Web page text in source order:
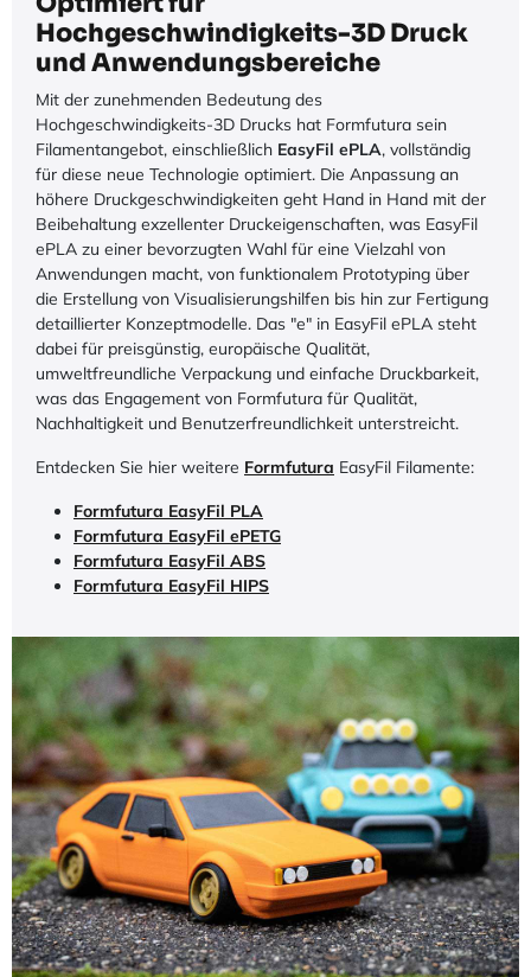
Hochgeschwindigkeits-3D Druck
und Anwendungsbereiche
Mit der zunehmenden Bedeutung des
Hochgeschwindigkeits-3D Drucks hat Formfutura sein
Filamentangebot, einschließlich EasyFil ePLA, vollständig
für diese neue Technologie optimiert. Die Anpassung an
höhere Druckgeschwindigkeiten geht Hand in Hand mit der
Beibehaltung exzellenter Druckeigenschaften, was EasyFil
ePLA zu einer bevorzugten Wahl für eine Vielzahl von
Anwendungen macht, von funktionalem Prototyping über
die Erstellung von Visualisierungshilfen bis hin zur Fertigung
detaillierter Konzeptmodelle. Das "e" in EasyFil ePLA steht
dabei für preisgünstig, europäische Qualität,
umweltfreundliche Verpackung und einfache Druckbarkeit,
was das Engagement von Formfutura für Qualität,
Nachhaltigkeit und Benutzerfreundlichkeit unterstreicht.
Entdecken Sie hier weitere Formfutura EasyFil Filamente:
Formfutura EasyFil PLA
Formfutura EasyFil ePETG
Formfutura EasyFil ABS
Formfutura EasyFil HIPS